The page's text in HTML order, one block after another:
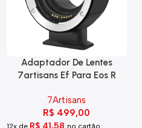
Adaptador De Lentes
7artisans Ef Para Eos R
7Artisans
R$ 499,00